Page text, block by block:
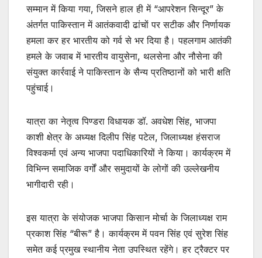
सम्मान में किया गया, जिसने हाल ही में “आपरेशन सिन्दूर” के
अंतर्गत पाकिस्तान में आतंकवादी ढांचों पर सटीक और निर्णायक
हमला कर हर भारतीय को गर्व से भर दिया है। पहलगाम आतंकी
हमले के जवाब में भारतीय वायुसेना, थलसेना और नौसेना की
संयुक्त कार्रवाई ने पाकिस्तान के सैन्य प्रतिष्ठानों को भारी क्षति
पहुंचाई।
यात्रा का नेतृत्व पिण्डरा विधायक डॉ. अवधेश सिंह, भाजपा
काशी क्षेत्र के अध्यक्ष दिलीप सिंह पटेल, जिलाध्यक्ष हंसराज
विश्वकर्मा एवं अन्य भाजपा पदाधिकारियों ने किया। कार्यक्रम में
विभिन्न समाजिक वर्गों और समुदायों के लोगों की उल्लेखनीय
भागीदारी रही।
इस यात्रा के संयोजक भाजपा किसान मोर्चा के जिलाध्यक्ष राम
प्रकाश सिंह “बीरू” है। कार्यक्रम में पवन सिंह एवं सुरेश सिंह
समेत कई प्रमुख स्थानीय नेता उपस्थित रहेंगे। हर ट्रैक्टर पर